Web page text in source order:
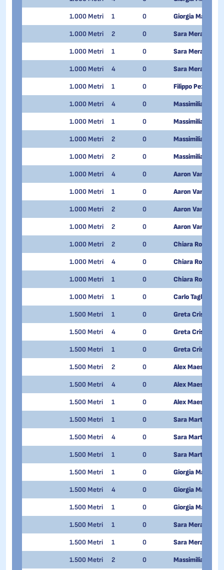
1.000 Metri 1 0 Giorgia Maturi
1.000 Metri 2 0 Sara Merazzi
1.000 Metri 1 0 Sara Merazzi
1.000 Metri 4 0 Sara Merazzi
1.000 Metri 1 0 Filippo Pezzoni
1.000 Metri 4 0 Massimiliano
1.000 Metri 1 0 Massimiliano
1.000 Metri 2 0 Massimiliano
1.000 Metri 2 0 Massimiliano
1.000 Metri 4 0 Aaron Van
1.000 Metri 1 0 Aaron Van
1.000 Metri 2 0 Aaron Van
1.000 Metri 2 0 Aaron Van
1.000 Metri 2 0 Chiara Rodondi
1.000 Metri 4 0 Chiara Rodondi
1.000 Metri 1 0 Chiara Rodondi
1.000 Metri 1 0 Carlo Tagliabue
1.500 Metri 1 0 Greta Cristani
1.500 Metri 4 0 Greta Cristani
1.500 Metri 1 0 Greta Cristani
1.500 Metri 2 0 Alex Maestri
1.500 Metri 4 0 Alex Maestri
1.500 Metri 1 0 Alex Maestri
1.500 Metri 1 0 Sara Martinelli
1.500 Metri 4 0 Sara Martinelli
1.500 Metri 1 0 Sara Martinelli
1.500 Metri 1 0 Giorgia Maturi
1.500 Metri 4 0 Giorgia Maturi
1.500 Metri 1 0 Giorgia Maturi
1.500 Metri 1 0 Sara Merazzi
1.500 Metri 1 0 Sara Merazzi
1.500 Metri 2 0 Massimiliano